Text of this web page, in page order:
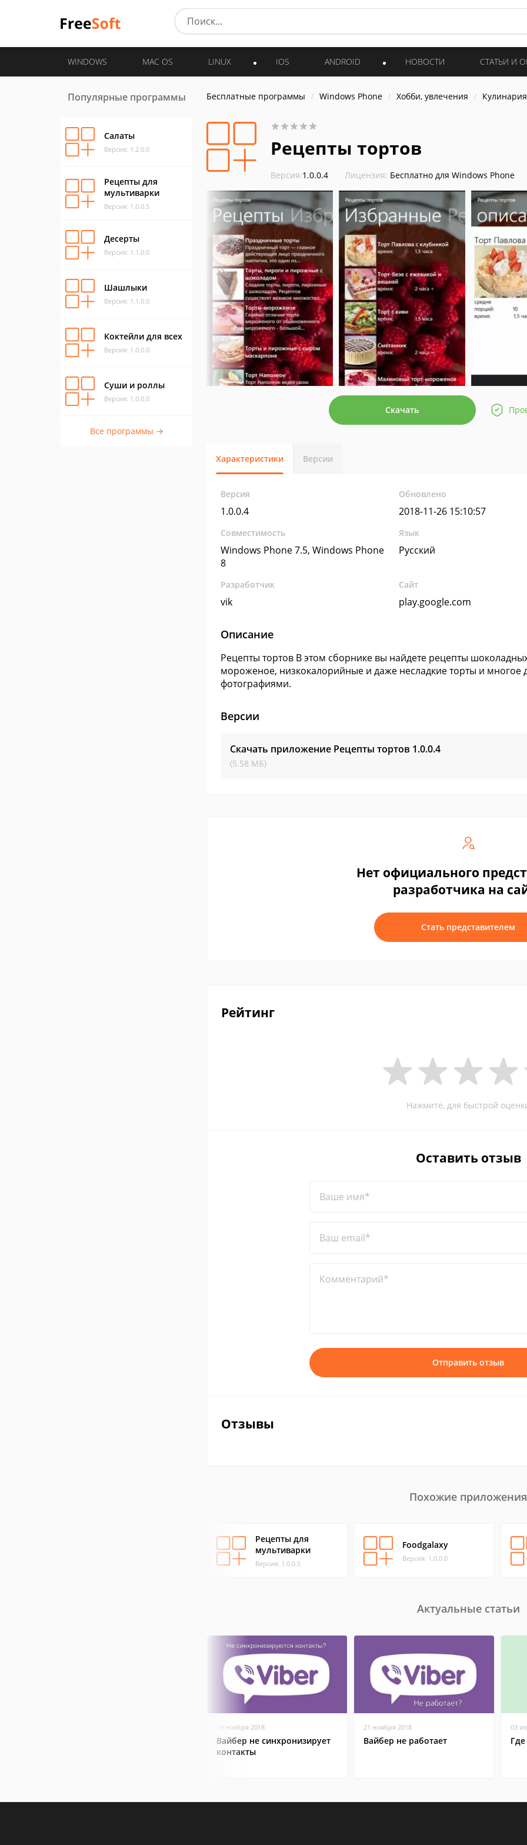
WINDOWS MAC OS LINUX IOS ANDROID НОВОСТИ СТАТЬИ И
Популярные программы
Салаты
Версия: 1.2.0.0
Рецепты для
мультиварки
Версия: 1.0.0.5
Десерты
Версия: 1.1.0.0
Шашлыки
Версия: 1.1.0.0
Коктейли для всех
Версия: 1.0.0.0
Суши и роллы
Версия: 1.0.0.0
Все программы →
Бесплатные программы Windows Phone Хобби, увлечения
Рецепты тортов
Версия:1.0.0.4 Лицензия: Бесплатно для Windows Phone
Скачать
Характеристики Версии
Версия
1.0.0.4
Обновлено
2018-11-26 15:10:57
Совместимость
Windows Phone 7.5, Windows Phone
8
Язык
Русский
Разработчик
vik
Сайт
play.google.com
Описание
Рецепты тортов В этом сборнике вы найдете рецепты
мороженое, низкокалорийные и даже несладкие торты и многое
фотографиями.
Версии
Скачать приложение Рецепты тортов 1.0.0.4
(5.58 МБ)
Нет официального
разработчика на
Стать представителем
Рейтинг
Нажмите, для быстрой
Оставить отзыв
Ваше имя*
Ваш email*
Комментарий*
Отправить отзыв
Отзывы
Похожие приложения
Рецепты для
мультиварки
Версия: 1.0.0.5
Foodgalaxy
Версия: 1.0.0.0
Актуальные статьи
19 ноября 2018
Вайбер не синхронизирует
контакты
21 ноября 2018
Вайбер не работает
03